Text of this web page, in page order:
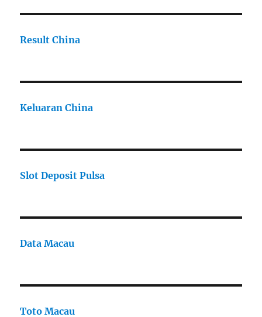
Result China
Keluaran China
Slot Deposit Pulsa
Data Macau
Toto Macau